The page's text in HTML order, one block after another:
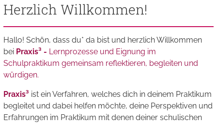
Herzlich Willkommen!
Hallo! Schön, dass du* da bist und herzlich Willkommen
bei Praxis³ - Lernprozesse und Eignung im
Schulpraktikum gemeinsam reflektieren, begleiten und
würdigen.
Praxis³ ist ein Verfahren, welches dich in deinem Praktikum
begleitet und dabei helfen möchte, deine Perspektiven und
Erfahrungen im Praktikum mit denen deiner schulischen